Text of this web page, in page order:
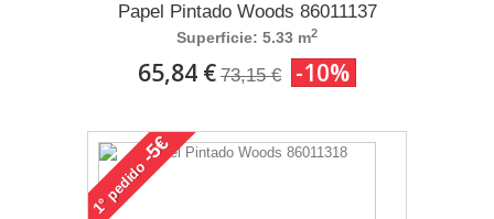
Papel Pintado Woods 86011137
Superficie: 5.33 m2
65,84 € 73,15 € -10%
1°
pedido
-5€